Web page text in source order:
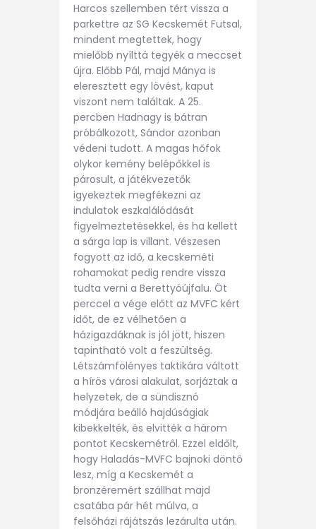
Harcos szellemben tért vissza a
parkettre az SG Kecskemét Futsal,
mindent megtettek, hogy
mielőbb nyílttá tegyék a meccset
újra. Előbb Pál, majd Mánya is
eleresztett egy lövést, kaput
viszont nem találtak. A 25.
percben Hadnagy is bátran
próbálkozott, Sándor azonban
védeni tudott. A magas hőfok
olykor kemény belépőkkel is
párosult, a játékvezetők
igyekeztek megfékezni az
indulatok eszkalálódását
figyelmeztetésekkel, és ha kellett
a sárga lap is villant. Vészesen
fogyott az idő, a kecskeméti
rohamokat pedig rendre vissza
tudta verni a Berettyóújfalu. Öt
perccel a vége előtt az MVFC kért
időt, de ez vélhetően a
házigazdáknak is jól jött, hiszen
tapintható volt a feszültség.
Létszámfölényes taktikára váltott
a hírös városi alakulat, sorjáztak a
helyzetek, de a sündisznó
módjára beálló hajdúságiak
kibekkelték, és elvitték a három
pontot Kecskemétről. Ezzel eldőlt,
hogy Haladás-MVFC bajnoki döntő
lesz, míg a Kecskemét a
bronzéremért szállhat majd
csatába pár hét múlva, a
felsőházi rájátszás lezárulta után.